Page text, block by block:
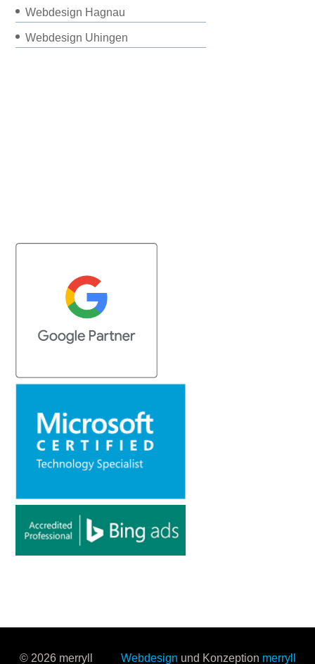
Webdesign Hagnau
Webdesign Uhingen
© 2026 merryll Webdesign und Konzeption merryll